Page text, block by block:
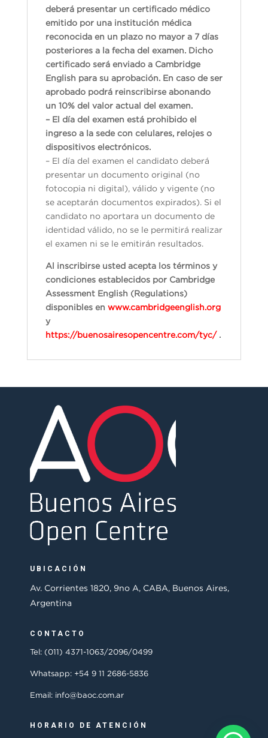
deberá presentar un certificado médico
emitido por una institución médica
reconocida en un plazo no mayor a 7 días
posteriores a la fecha del examen. Dicho
certificado será enviado a Cambridge
English para su aprobación. En caso de ser
aprobado podrá reinscribirse abonando
un 10% del valor actual del examen.
– El día del examen está prohibido el
ingreso a la sede con celulares, relojes o
dispositivos electrónicos.
– El día del examen el candidato deberá
presentar un documento original (no
fotocopia ni digital), válido y vigente (no
se aceptarán documentos expirados). Si el
candidato no aportara un documento de
identidad válido, no se le permitirá realizar
el examen ni se le emitirán resultados.
Al inscribirse usted acepta los términos y
condiciones establecidos por Cambridge
Assessment English (Regulations)
disponibles en www.cambridgeenglish.org
y
https://buenosairesopencentre.com/tyc/.
UBICACIÓN
Av. Corrientes 1820, 9no A, CABA, Buenos Aires,
Argentina
CONTACTO
Tel: (011) 4371-1063/2096/0499
Whatsapp: +54 9 11 2686-5836
Email: info@baoc.com.ar
HORARIO DE ATENCIÓN